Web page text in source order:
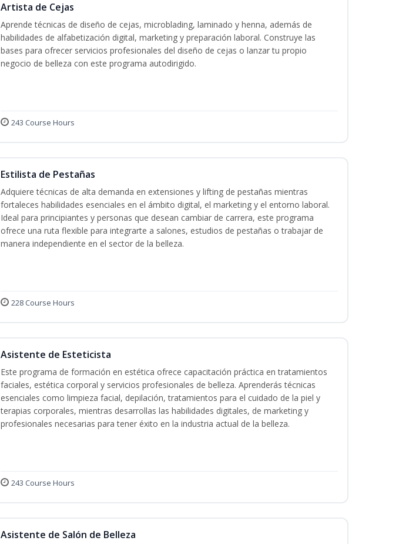
Artista de Cejas
Aprende técnicas de diseño de cejas, microblading, laminado y henna, además de
habilidades de alfabetización digital, marketing y preparación laboral. Construye las
bases para ofrecer servicios profesionales del diseño de cejas o lanzar tu propio
negocio de belleza con este programa autodirigido.
243 Course Hours
Estilista de Pestañas
Adquiere técnicas de alta demanda en extensiones y lifting de pestañas mientras
fortaleces habilidades esenciales en el ámbito digital, el marketing y el entorno laboral.
Ideal para principiantes y personas que desean cambiar de carrera, este programa
ofrece una ruta flexible para integrarte a salones, estudios de pestañas o trabajar de
manera independiente en el sector de la belleza.
228 Course Hours
Asistente de Esteticista
Este programa de formación en estética ofrece capacitación práctica en tratamientos
faciales, estética corporal y servicios profesionales de belleza. Aprenderás técnicas
esenciales como limpieza facial, depilación, tratamientos para el cuidado de la piel y
terapias corporales, mientras desarrollas las habilidades digitales, de marketing y
profesionales necesarias para tener éxito en la industria actual de la belleza.
243 Course Hours
Asistente de Salón de Belleza